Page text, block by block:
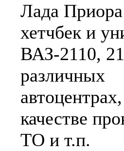
Лада Приора
хетчбек и
ВАЗ-2110,
различных
качестве
ТО и т.п.